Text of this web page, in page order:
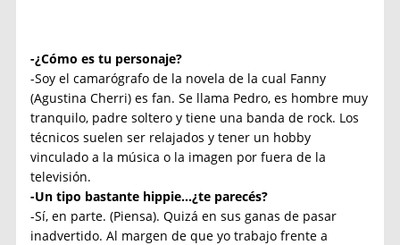
-¿Cómo es tu personaje?
-Soy el camarógrafo de la novela de la cual Fanny
(Agustina Cherri) es fan. Se llama Pedro, es hombre muy
tranquilo, padre soltero y tiene una banda de rock. Los
técnicos suelen ser relajados y tener un hobby
vinculado a la música o la imagen por fuera de la
televisión.
-Un tipo bastante hippie…¿te parecés?
-Sí, en parte. (Piensa). Quizá en sus ganas de pasar
inadvertido. Al margen de que yo trabajo frente a